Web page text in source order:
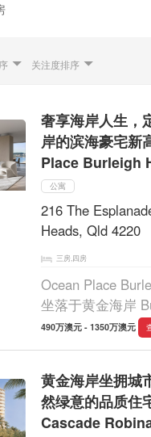
关注度排序
奢享海岸人生，
岸的滨海豪宅新
Place Burleigh
公寓
216 The
Heads, Qld 4220
三房,四房
Ocean Place
坐落于黄金海岸
Heads 黄金海滨大
住宅项目。项目仅
层及整层奢华住宅
海滨...
490万澳元 - 1350万澳元
黄金海岸坐拥城
然绿意的品质住
Cascade